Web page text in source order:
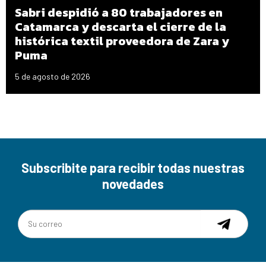
Sabri despidió a 80 trabajadores en
Catamarca y descarta el cierre de la
histórica textil proveedora de Zara y
Puma
5 de agosto de 2026
Subscribite para recibir todas nuestras
novedades